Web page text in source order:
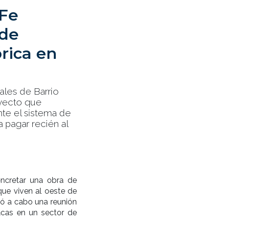
en
de Barrio
que
el sistema de
pagar recién al
una obra de
viven al oeste de
a cabo una reunión
en un sector de